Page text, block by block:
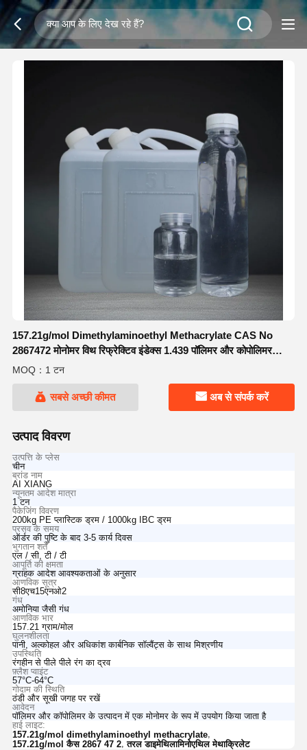
157.21g/mol Dimethylaminoethyl Methacrylate CAS No
2867472 मोनोमर विथ रिफ्रेक्टिव इंडेक्स 1.439 पॉलिमर और कोपोलिमर
उत्पादन के लिए
MOQ：1 टन
सबसे अच्छी कीमत अब से संपर्क करें
उत्पाद विवरण
उत्पत्ति के प्लेस
चीन
ब्रांड नाम
AI XIANG
न्यूनतम आदेश मात्रा
1 टन
पैकेजिंग विवरण
200kg PE प्लास्टिक ड्रम / 1000kg IBC ड्रम
प्रसव के समय
ऑर्डर की पुष्टि के बाद 3-5 कार्य दिवस
भुगतान शर्तें
एल / सी, टी / टी
आपूर्ति की क्षमता
ग्राहक आदेश आवश्यकताओं के अनुसार
आणविक सूत्र
सी8एच15एनओ2
गंध
अमोनिया जैसी गंध
आणविक भार
157.21 ग्राम/मोल
घुलनशीलता
पानी, अल्कोहल और अधिकांश कार्बनिक सॉल्वैंट्स के साथ मिश्रणीय
उपस्थिति
रंगहीन से पीले पीले रंग का द्रव
फ़्लैश प्वाइंट
57°C-64°C
गोदाम की स्थिति
ठंडी और सूखी जगह पर रखें
आवेदन
पॉलिमर और कॉपोलिमर के उत्पादन में एक मोनोमर के रूप में उपयोग किया जाता है
हाई लाइट:
157.21g/mol dimethylaminoethyl methacrylate,
157.21g/mol कैस 2867 47 2,तरल डाइमेथिलामिनोएथिल मेथाक्रिलेट